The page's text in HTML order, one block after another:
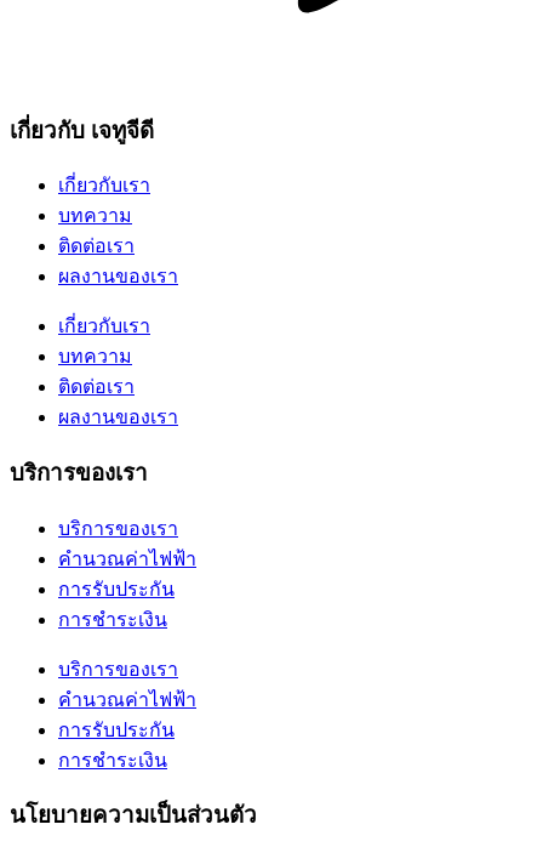
เกี่ยวกับ เจทูจีดี
เกี่ยวกับเรา
บทความ
ติดต่อเรา
ผลงานของเรา
เกี่ยวกับเรา
บทความ
ติดต่อเรา
ผลงานของเรา
บริการของเรา
บริการของเรา
คำนวณค่าไฟฟ้า
การรับประกัน
การชำระเงิน
บริการของเรา
คำนวณค่าไฟฟ้า
การรับประกัน
การชำระเงิน
นโยบายความเป็นส่วนตัว